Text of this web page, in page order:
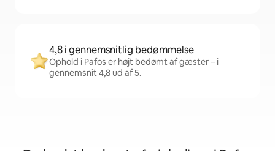
4,8 i gennemsnitlig bedømmelse
Ophold i Pafos er højt bedømt af gæster – i
gennemsnit 4,8 ud af 5.